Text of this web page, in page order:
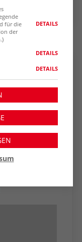
Kita
für die
der
DETAILS
DETAILS
DETAILS